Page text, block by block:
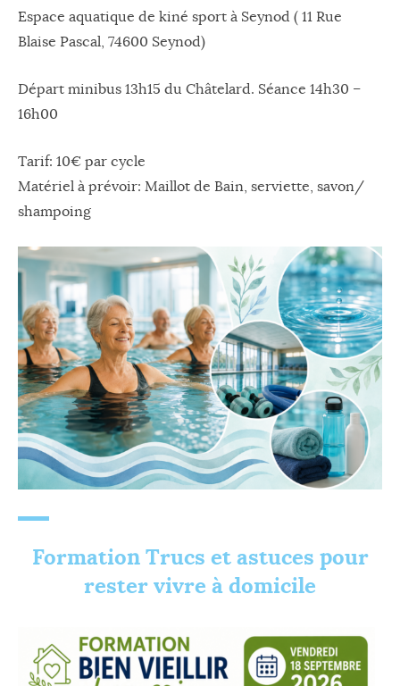
Espace aquatique de kiné sport à Seynod ( 11 Rue
Blaise Pascal, 74600 Seynod)
Départ minibus 13h15 du Châtelard. Séance 14h30 –
16h00
Tarif: 10€ par cycle
Matériel à prévoir: Maillot de Bain, serviette, savon/
shampoing
Formation Trucs et astuces pour
rester vivre à domicile